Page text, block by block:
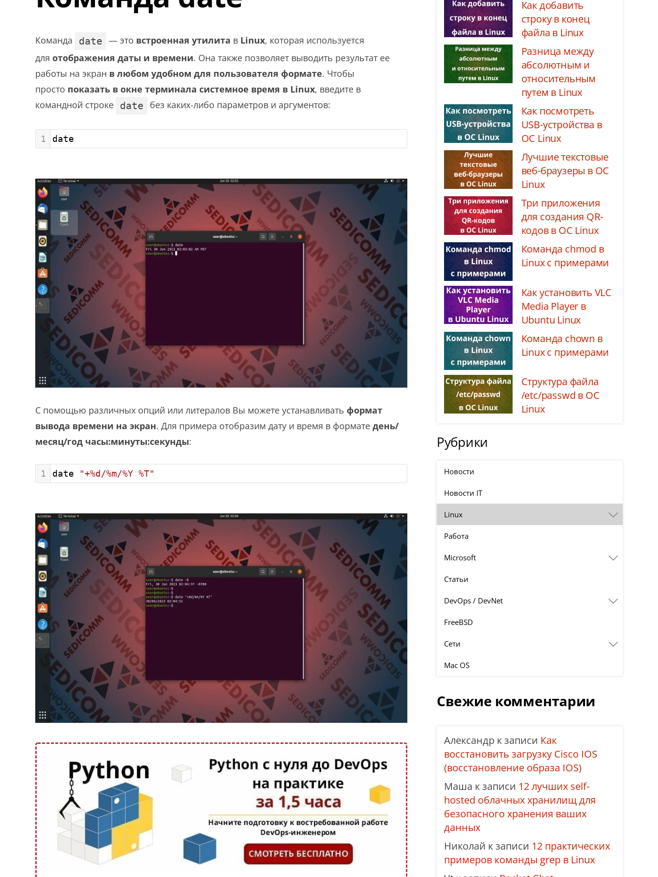
Команда date — это встроенная утилита в Linux, которая используется
для отображения даты и времени. Она также позволяет выводить результат ее
работы на экран в любом удобном для пользователя формате. Чтобы
просто показать в окне терминала системное время в Linux, введите в
командной строке date без каких-либо параметров и аргументов:
1 date
С помощью различных опций или литералов Вы можете устанавливать формат
вывода времени на экран. Для примера отобразим дату и время в формате день/
месяц/год часы:минуты:секунды:
1 date "+%d/%m/%Y %T"
Как добавить
строку в конец
файла в Linux
Разница между
абсолютным и
относительным
путем в Linux
Как посмотреть
USB-устройства в
ОС Linux
Лучшие текстовые
веб-браузеры в ОС
Linux
Три приложения
для создания QR-
кодов в ОС Linux
Команда chmod в
Linux с примерами
Как установить VLC
Media Player в
Ubuntu Linux
Команда chown в
Linux с примерами
Структура файла
/etc/passwd в ОС
Linux
Рубрики
Новости
Новости IT
Linux
Работа
Microsoft
Статьи
DevOps / DevNet
FreeBSD
Сети
Mac OS
Свежие комментарии
Александр к записи Как
восстановить загрузку Cisco IOS
(восстановление образа IOS)
Маша к записи 12 лучших self-
hosted облачных хранилищ для
безопасного хранения ваших
данных
Николай к записи 12 практических
примеров команды grep в Linux